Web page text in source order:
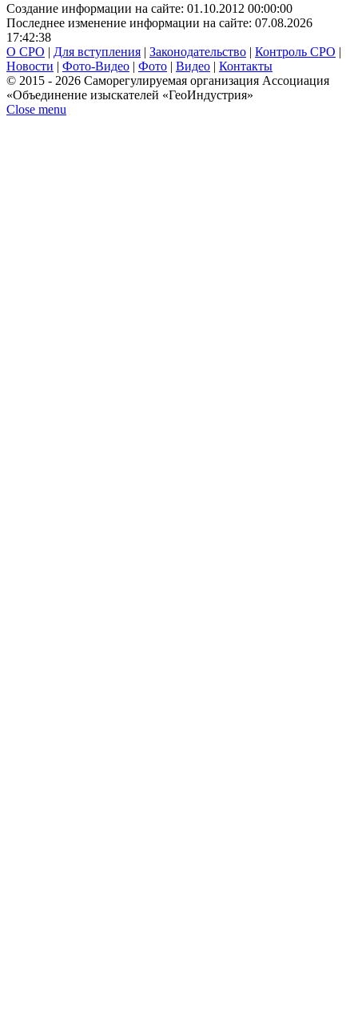
Создание информации на сайте: 01.10.2012 00:00:00
Последнее изменение информации на сайте: 07.08.2026
17:42:38
О СРО | Для вступления | Законодательство | Контроль СРО |
Новости | Фото-Видео | Фото | Видео | Контакты
© 2015 - 2026 Саморегулируемая организация Ассоциация
«Объединение изыскателей «ГеоИндустрия»
Close menu